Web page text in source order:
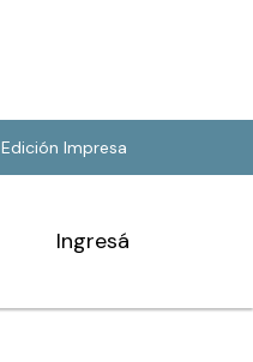
Edición Impresa
Ingresá